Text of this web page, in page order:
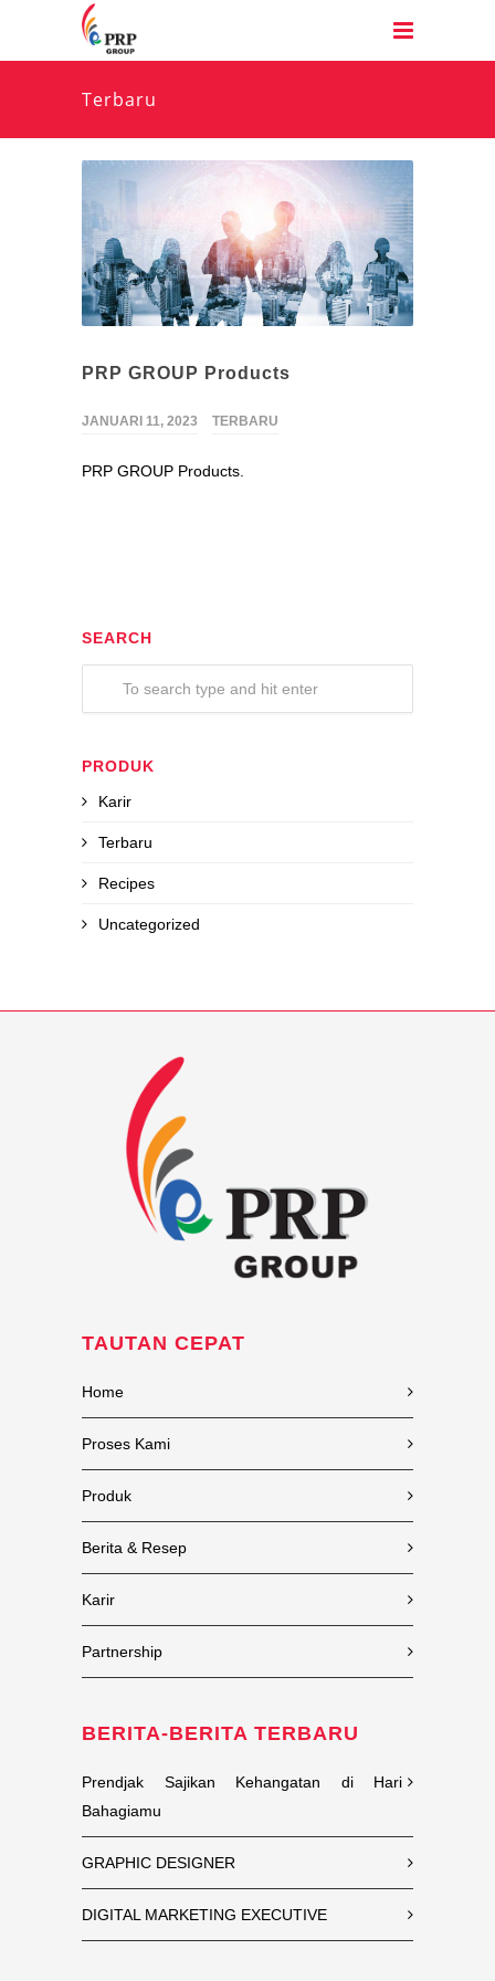
Terbaru
PRP GROUP Products
JANUARI 11, 2023 TERBARU
PRP GROUP Products.
SEARCH
PRODUK
Karir
Terbaru
Recipes
Uncategorized
TAUTAN CEPAT
Home
Proses Kami
Produk
Berita & Resep
Karir
Partnership
BERITA-BERITA TERBARU
Prendjak Sajikan Kehangatan di Hari
Bahagiamu
GRAPHIC DESIGNER
DIGITAL MARKETING EXECUTIVE